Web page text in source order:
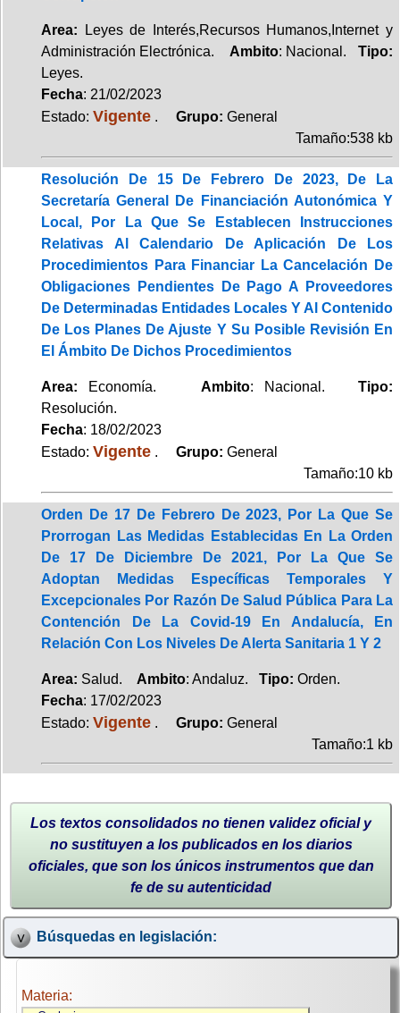
Area: Leyes de Interés,Recursos Humanos,Internet y
Administración Electrónica. Ambito: Nacional.Tipo:
Leyes.
Fecha: 21/02/2023
Estado: Vigente . Grupo: General
Tamaño:538 kb
Resolución De 15 De Febrero De 2023, De La
Secretaría General De Financiación Autonómica Y
Local, Por La Que Se Establecen Instrucciones
Relativas Al Calendario De Aplicación De Los
Procedimientos Para Financiar La Cancelación De
Obligaciones Pendientes De Pago A Proveedores
De Determinadas Entidades Locales Y Al Contenido
De Los Planes De Ajuste Y Su Posible Revisión En
El Ámbito De Dichos Procedimientos
Area: Economía. Ambito: Nacional.Tipo:
Resolución.
Fecha: 18/02/2023
Estado: Vigente . Grupo: General
Tamaño:10 kb
Orden De 17 De Febrero De 2023, Por La Que Se
Prorrogan Las Medidas Establecidas En La Orden
De 17 De Diciembre De 2021, Por La Que Se
Adoptan Medidas Específicas Temporales Y
Excepcionales Por Razón De Salud Pública Para La
Contención De La Covid-19 En Andalucía, En
Relación Con Los Niveles De Alerta Sanitaria 1 Y 2
Area: Salud. Ambito: Andaluz. Tipo: Orden.
Fecha: 17/02/2023
Estado: Vigente . Grupo: General
Tamaño:1 kb
Los textos consolidados no tienen validez oficial y
no sustituyen a los publicados en los diarios
oficiales, que son los únicos instrumentos que dan
fe de su autenticidad
Búsquedas en legislación:
Materia: